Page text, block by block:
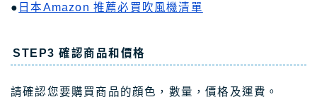
● 日本Amazon 推薦必買吹風機清單
STEP3 確認商品和價格
請確認您要購買商品的顔色，數量，價格及運費。